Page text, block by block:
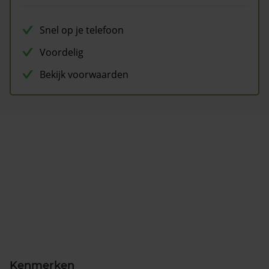
Snel op je telefoon
Voordelig
Bekijk voorwaarden
Kenmerken